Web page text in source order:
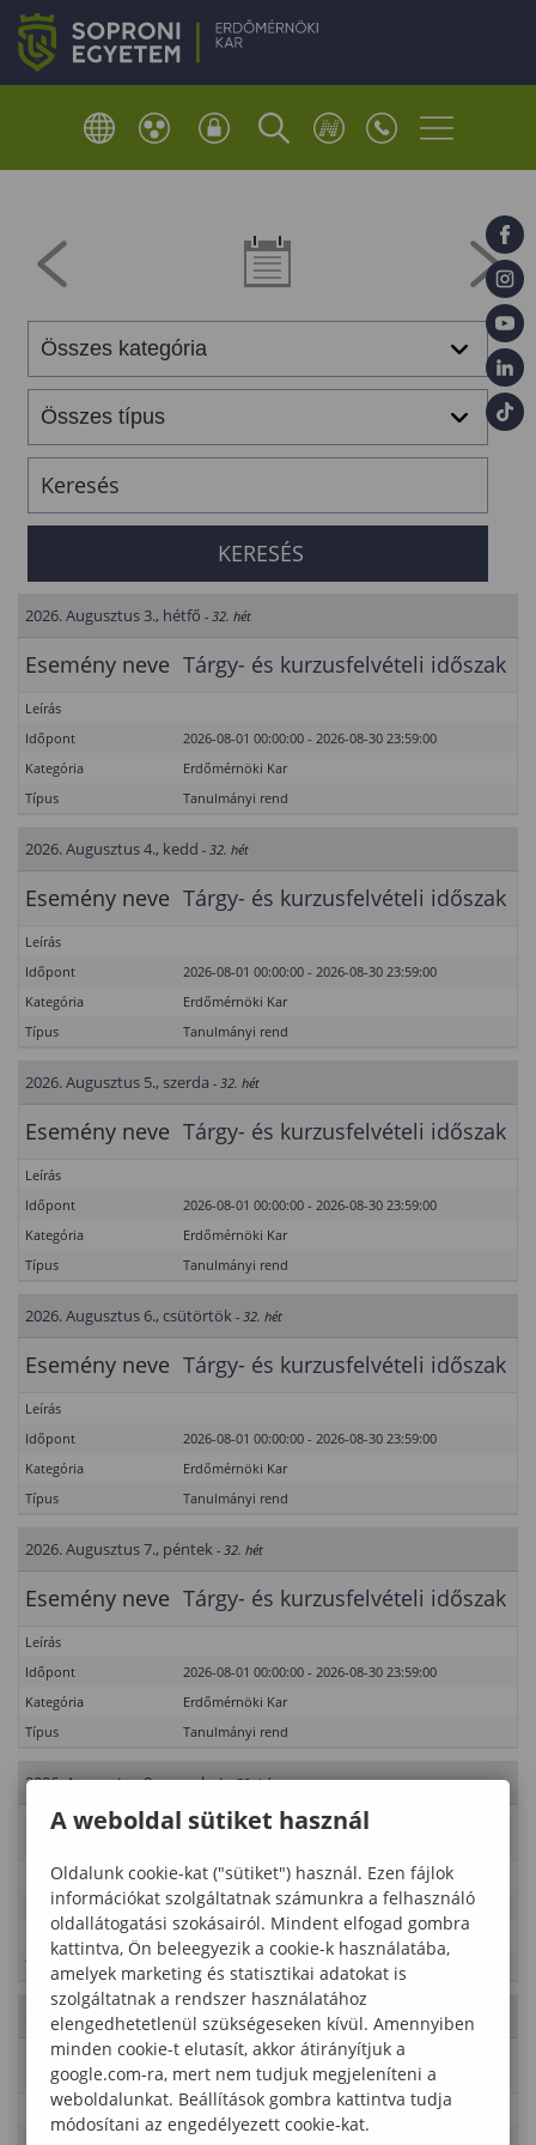
2026. Augusztus 3., hétfő - 32. hét
Esemény neve Tárgy- és kurzusfelvételi időszak
Leírás
Időpont
2026-08-01 00:00:00 - 2026-08-30 23:59:00
Kategória
Erdőmérnöki Kar
Típus
Tanulmányi rend
2026. Augusztus 4., kedd - 32. hét
Esemény neve Tárgy- és kurzusfelvételi időszak
Leírás
Időpont
2026-08-01 00:00:00 - 2026-08-30 23:59:00
Kategória
Erdőmérnöki Kar
Típus
Tanulmányi rend
2026. Augusztus 5., szerda - 32. hét
Esemény neve Tárgy- és kurzusfelvételi időszak
Leírás
Időpont
2026-08-01 00:00:00 - 2026-08-30 23:59:00
Kategória
Erdőmérnöki Kar
Típus
Tanulmányi rend
2026. Augusztus 6., csütörtök - 32. hét
Esemény neve Tárgy- és kurzusfelvételi időszak
Leírás
Időpont
2026-08-01 00:00:00 - 2026-08-30 23:59:00
Kategória
Erdőmérnöki Kar
Típus
Tanulmányi rend
2026. Augusztus 7., péntek - 32. hét
Esemény neve Tárgy- és kurzusfelvételi időszak
Leírás
Időpont
2026-08-01 00:00:00 - 2026-08-30 23:59:00
Kategória
Erdőmérnöki Kar
Típus
Tanulmányi rend
2026. Augusztus 8., szombat - 32. hét
Esemény neve Tárgy- és kurzusfelvételi időszak
Leírás
Időpont
2026-08-01 00:00:00 - 2026-08-30 23:59:00
Kategória
Erdőmérnöki Kar
Típus
Tanulmányi rend
2026. Augusztus 9., vasárnap - 32. hét
Esemény neve Tárgy- és kurzusfelvételi időszak
Leírás
2026-08-01 00:00:00 - 2026-08-30 23:59:00
A weboldal sütiket használ
Oldalunk cookie-kat ("sütiket") használ. Ezen fájlok
információkat szolgáltatnak számunkra a felhasználó
oldallátogatási szokásairól. Mindent elfogad gombra
kattintva, Ön beleegyezik a cookie-k használatába,
amelyek marketing és statisztikai adatokat is
szolgáltatnak a rendszer használatához
elengedhetetlenül szükségeseken kívül. Amennyiben
minden cookie-t elutasít, akkor átirányítjuk a
google.com-ra, mert nem tudjuk megjeleníteni a
weboldalunkat. Beállítások gombra kattintva tudja
módosítani az engedélyezett cookie-kat.